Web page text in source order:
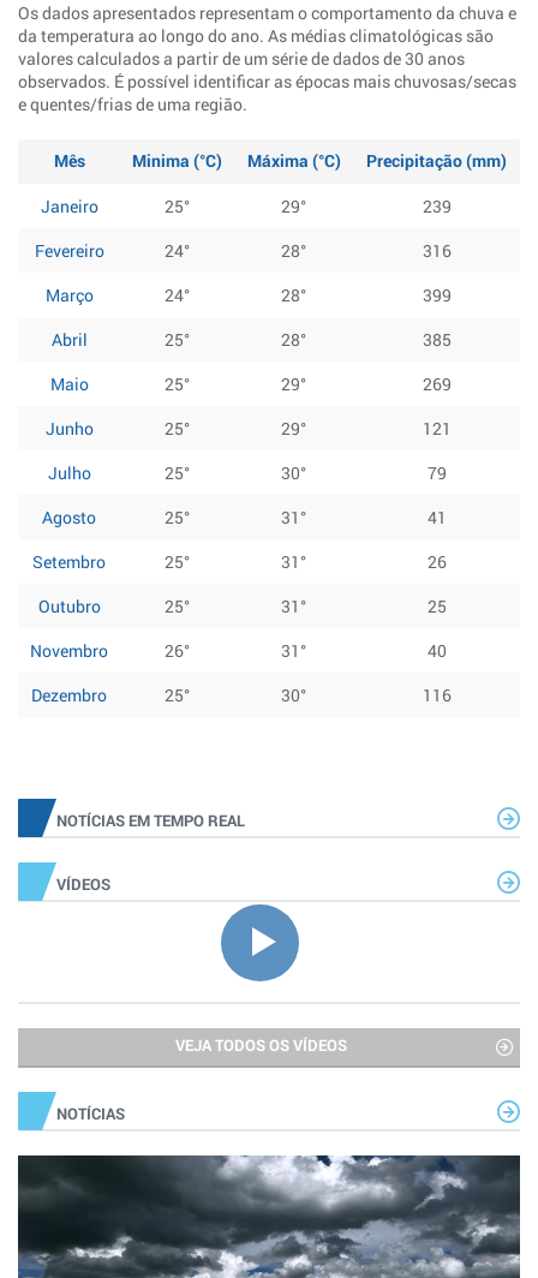
Os dados apresentados representam o comportamento da chuva e
da temperatura ao longo do ano. As médias climatológicas são
valores calculados a partir de um série de dados de 30 anos
observados. É possível identificar as épocas mais chuvosas/secas
e quentes/frias de uma região.
Mês Minima (°C) Máxima (°C)
Precipitação (mm)
Janeiro
25° 29°
239
Fevereiro
24° 28°
316
Março
24° 28°
399
Abril
25° 28°
385
Maio
25° 29°
269
Junho
25° 29°
121
Julho
25° 30°
79
Agosto
25° 31°
41
Setembro
25° 31°
26
Outubro
25° 31°
25
Novembro
26° 31°
40
Dezembro
25° 30° 116
NOTÍCIAS EM TEMPO REAL
VÍDEOS
VEJA TODOS OS VÍDEOS
NOTÍCIAS